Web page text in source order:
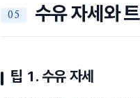
수유 자세와
팁 1. 수유 자세